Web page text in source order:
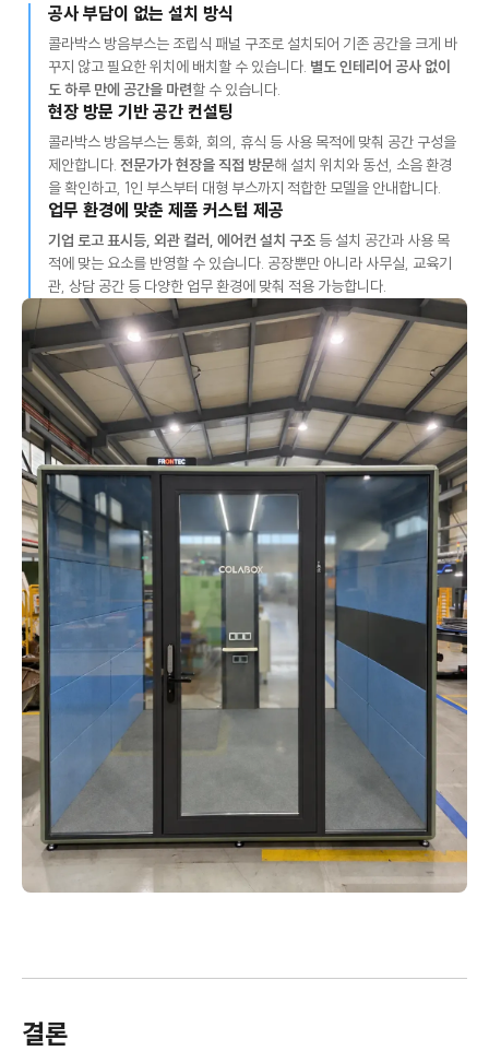
공사 부담이 없는 설치 방식
콜라박스 방음부스는 조립식 패널 구조로 설치되어 기존 공간을 크게 바
꾸지 않고 필요한 위치에 배치할 수 있습니다. 별도 인테리어 공사 없이
도 하루 만에 공간을 마련할 수 있습니다.
현장 방문 기반 공간 컨설팅
콜라박스 방음부스는 통화, 회의, 휴식 등 사용 목적에 맞춰 공간 구성을
제안합니다. 전문가가 현장을 직접 방문해 설치 위치와 동선, 소음 환경
을 확인하고, 1인 부스부터 대형 부스까지 적합한 모델을 안내합니다.
업무 환경에 맞춘 제품 커스텀 제공
기업 로고 표시등, 외관 컬러, 에어컨 설치 구조 등 설치 공간과 사용 목
적에 맞는 요소를 반영할 수 있습니다. 공장뿐만 아니라 사무실, 교육기
관, 상담 공간 등 다양한 업무 환경에 맞춰 적용 가능합니다.
결론